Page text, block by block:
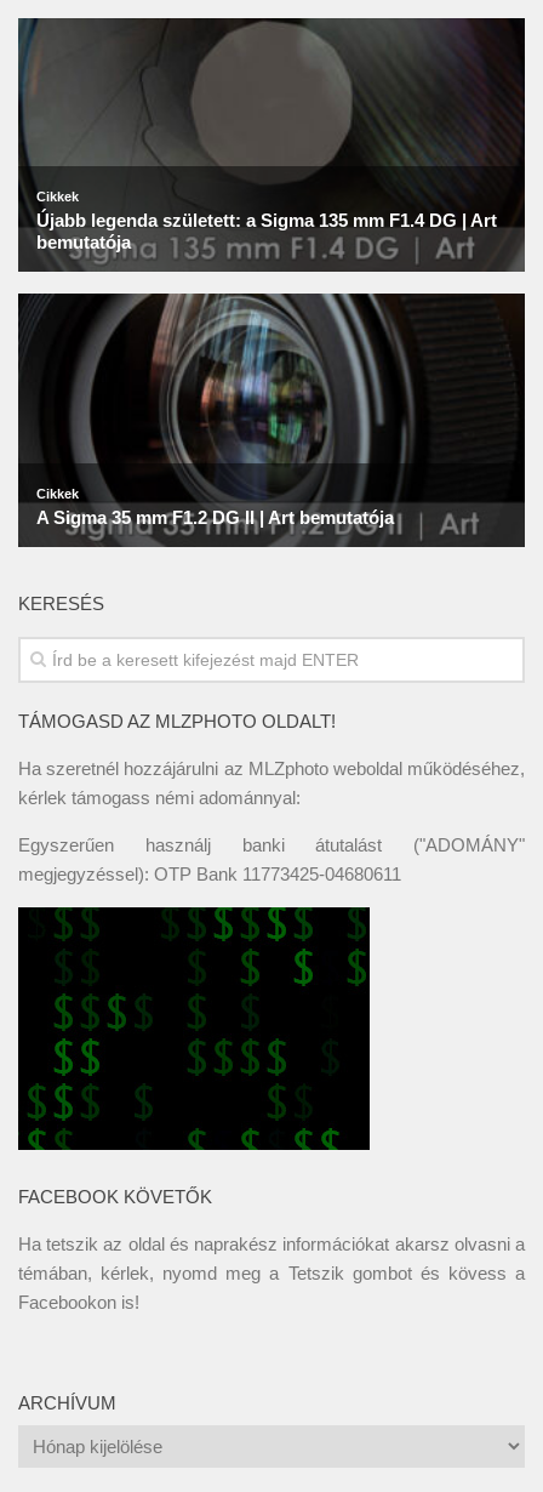
KERESÉS
TÁMOGASD AZ MLZPHOTO OLDALT!
Ha szeretnél hozzájárulni az MLZphoto weboldal működéséhez,
kérlek támogass némi adománnyal:
Egyszerűen használj banki átutalást ("ADOMÁNY"
megjegyzéssel): OTP Bank 11773425-04680611
FACEBOOK KÖVETŐK
Ha tetszik az oldal és naprakész információkat akarsz olvasni a
témában, kérlek, nyomd meg a Tetszik gombot és kövess a
Facebookon is!
ARCHÍVUM
Archívum